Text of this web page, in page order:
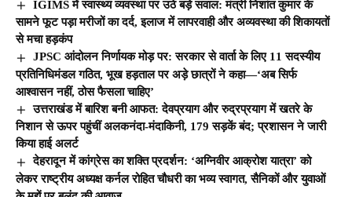
IGIMS में स्वास्थ्य व्यवस्था पर उठे बड़े सवाल: मंत्री निशांत कुमार के
सामने फूट पड़ा मरीजों का दर्द, इलाज में लापरवाही और अव्यवस्था की शिकायतों
से मचा हड़कंप
JPSC आंदोलन निर्णायक मोड़ पर: सरकार से वार्ता के लिए 11 सदस्यीय
प्रतिनिधिमंडल गठित, भूख हड़ताल पर अड़े छात्रों ने कहा—‘अब सिर्फ
आश्वासन नहीं, ठोस फैसला चाहिए’
उत्तराखंड में बारिश बनी आफत: देवप्रयाग और रुद्रप्रयाग में खतरे के
निशान से ऊपर पहुंचीं अलकनंदा-मंदाकिनी, 179 सड़कें बंद; प्रशासन ने जारी
किया हाई अलर्ट
देहरादून में कांग्रेस का शक्ति प्रदर्शन: ‘अग्निवीर आक्रोश यात्रा’ को
लेकर राष्ट्रीय अध्यक्ष कर्नल रोहित चौधरी का भव्य स्वागत, सैनिकों और युवाओं